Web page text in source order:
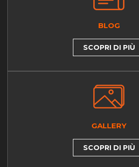
BLOG
SCOPRI DI PIÙ
GALLERY
SCOPRI DI PIÙ